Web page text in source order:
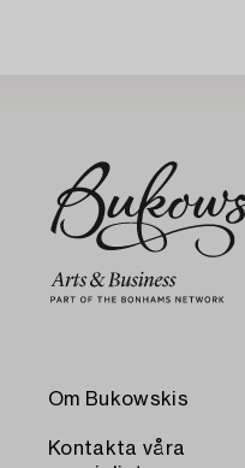
Om Bukowskis
Kontakta våra